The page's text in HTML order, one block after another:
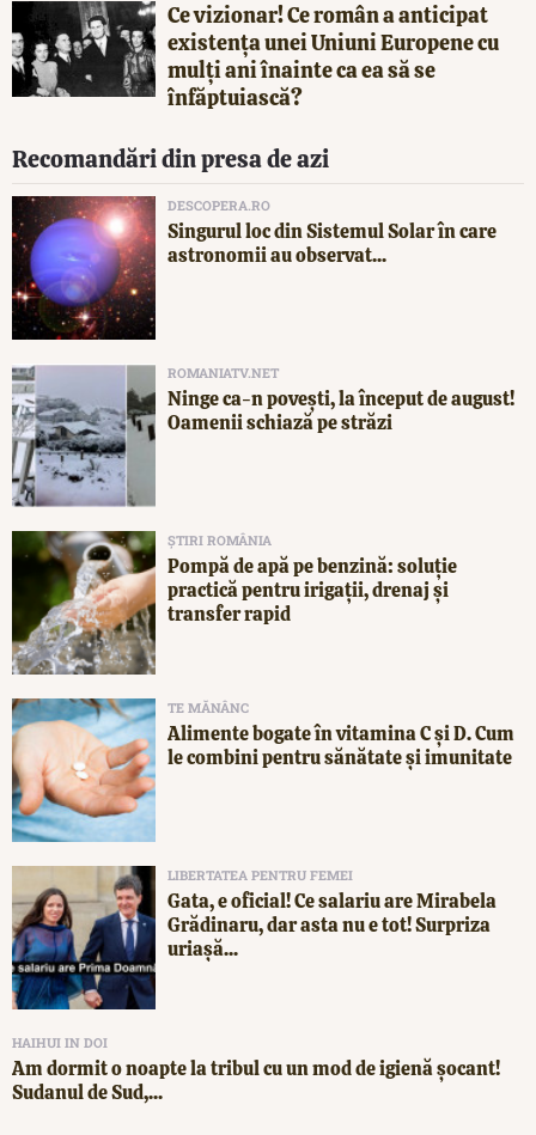
Ce vizionar! Ce român a anticipat
existența unei Uniuni Europene cu
mulți ani înainte ca ea să se
înfăptuiască?
Recomandări din presa de azi
DESCOPERA.RO
Singurul loc din Sistemul Solar în care
astronomii au observat...
ROMANIATV.NET
Ninge ca-n povești, la început de august!
Oamenii schiază pe străzi
ȘTIRI ROMÂNIA
Pompă de apă pe benzină: soluție
practică pentru irigații, drenaj și
transfer rapid
TE MĂNÂNC
Alimente bogate în vitamina C și D. Cum
le combini pentru sănătate și imunitate
LIBERTATEA PENTRU FEMEI
Gata, e oficial! Ce salariu are Mirabela
Grădinaru, dar asta nu e tot! Surpriza
uriașă...
HAIHUI IN DOI
Am dormit o noapte la tribul cu un mod de igienă șocant!
Sudanul de Sud,...